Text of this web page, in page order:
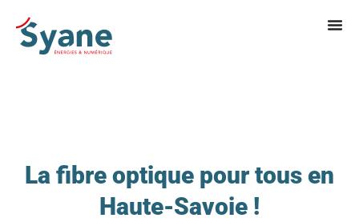
La fibre optique pour tous en
Haute-Savoie !